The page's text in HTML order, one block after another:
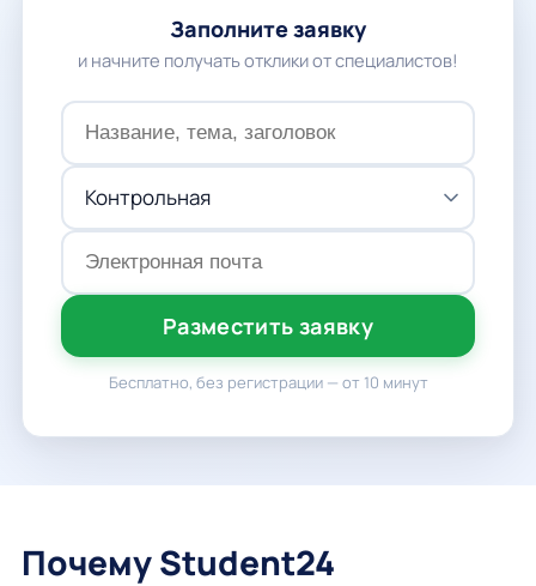
Заполните заявку
и начните получать отклики от специалистов!
Разместить заявку
Бесплатно, без регистрации — от 10 минут
Почему Student24